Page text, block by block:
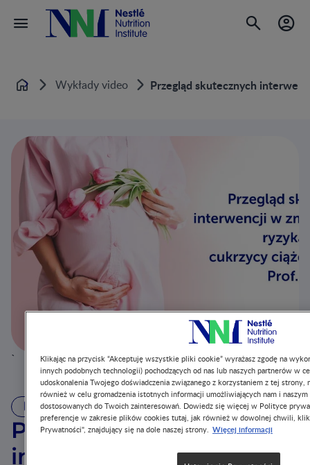
Home Wykłady video Przegląd skutecznych
`
WIDEO
Przegląd skutecznych
interwencji w
Klikając na przycisk “Akceptuję wszystkie pliki cookie” wyrażasz zgodę na
innych podobnych technologii) pochodzących od nas lub naszych partnerów w
udoskonalenia Twojego doświadczenia związanego z korzystaniem z tej
również w celu gromadzenia istotnych informacji umożliwiających nam i
dostosowanych do Twoich zainteresowań. Dowiedz się więcej w Polityce
preferencje w zakresie plików cookies tutaj, jak również w dowolnej chwili,
Prywatności", znajdujący się na dole naszej strony. Więcej informacji